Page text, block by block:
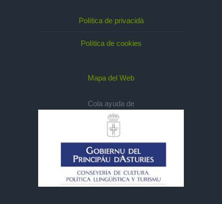
Política de privacidá
Política de cookies
Mapa del Web
Cola ayuda de